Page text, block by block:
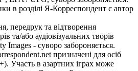
в розділі Я-Корреспондент є автор
передрук та відтворення
та/або аудіовізуальних творів
Images - суворо забороняється.
призначені для осіб
Участь в азартних іграх може